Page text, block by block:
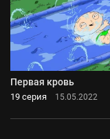
Первая кровь
19 серия 15.05.2022